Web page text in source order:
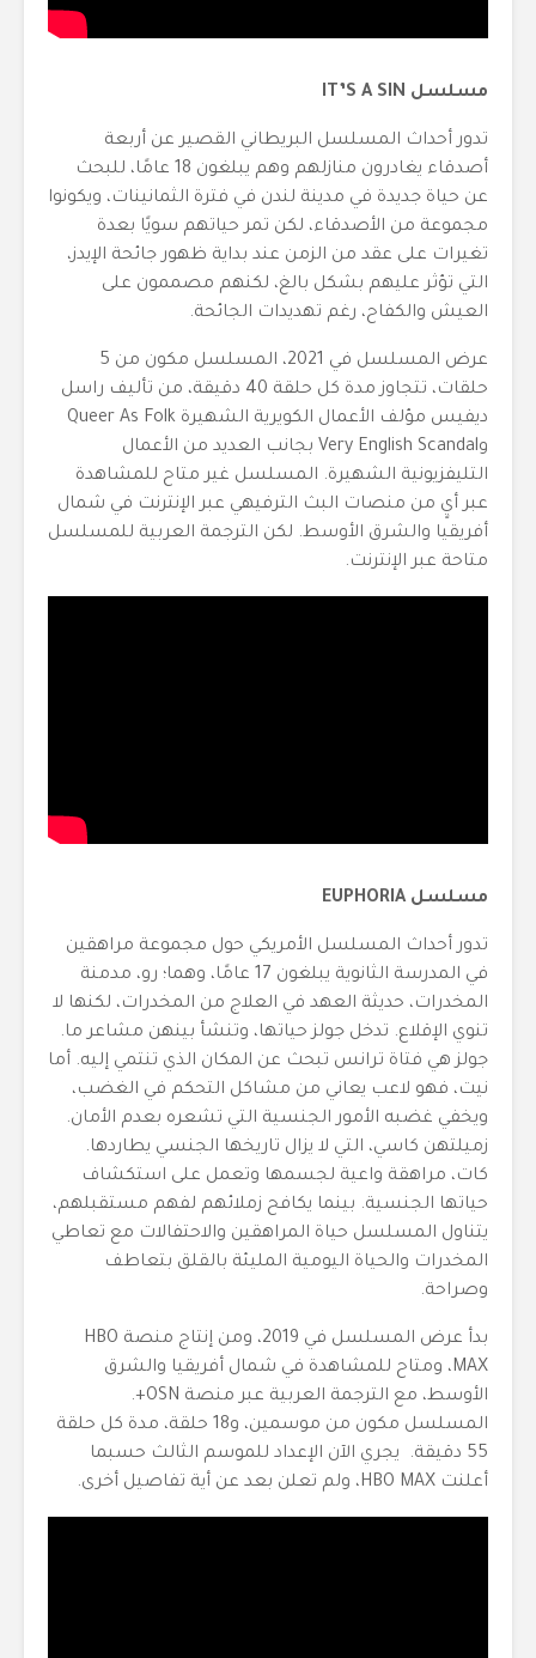
مسلسل IT’S A SIN
تدور أحداث المسلسل البريطاني القصير عن أربعة
أصدقاء يغادرون منازلهم وهم يبلغون 18 عامًا، للبحث
عن حياة جديدة في مدينة لندن في فترة الثمانينات، ويكونوا
مجموعة من الأصدقاء، لكن تمر حياتهم سويًا بعدة
تغيرات على عقد من الزمن عند بداية ظهور جائحة الإيدز،
التي تؤثر عليهم بشكل بالغ، لكنهم مصممون على
العيش والكفاح، رغم تهديدات الجائحة.
عرض المسلسل في 2021، المسلسل مكون من 5
حلقات، تتجاوز مدة كل حلقة 40 دقيقة، من تأليف راسل
ديفيس مؤلف الأعمال الكويرية الشهيرة Queer As Folk
وVery English Scandal بجانب العديد من الأعمال
التليفزيونية الشهيرة. المسلسل غير متاح للمشاهدة
عبر أيٍ من منصات البث الترفيهي عبر الإنترنت في شمال
أفريقيا والشرق الأوسط. لكن الترجمة العربية للمسلسل
متاحة عبر الإنترنت.
مسلسل EUPHORIA
تدور أحداث المسلسل الأمريكي حول مجموعة مراهقين
في المدرسة الثانوية يبلغون 17 عامًا، وهما؛ رو، مدمنة
المخدرات، حديثة العهد في العلاج من المخدرات، لكنها لا
تنوي الإقلاع. تدخل جولز حياتها، وتنشأ بينهن مشاعر ما.
جولز هي فتاة ترانس تبحث عن المكان الذي تنتمي إليه. أما
نيت، فهو لاعب يعاني من مشاكل التحكم في الغضب،
ويخفي غضبه الأمور الجنسية التي تشعره بعدم الأمان.
زميلتهن كاسي، التي لا يزال تاريخها الجنسي يطاردها.
كات، مراهقة واعية لجسمها وتعمل على استكشاف
حياتها الجنسية. بينما يكافح زملائهم لفهم مستقبلهم،
يتناول المسلسل حياة المراهقين والاحتفالات مع تعاطي
المخدرات والحياة اليومية المليئة بالقلق بتعاطف
وصراحة.
بدأ عرض المسلسل في 2019، ومن إنتاج منصة HBO
MAX، ومتاح للمشاهدة في شمال أفريقيا والشرق
الأوسط، مع الترجمة العربية عبر منصة OSN+.
المسلسل مكون من موسمين، و18 حلقة، مدة كل حلقة
55 دقيقة. يجري الآن الإعداد للموسم الثالث حسبما
أعلنت HBO MAX، ولم تعلن بعد عن أية تفاصيل أخرى.